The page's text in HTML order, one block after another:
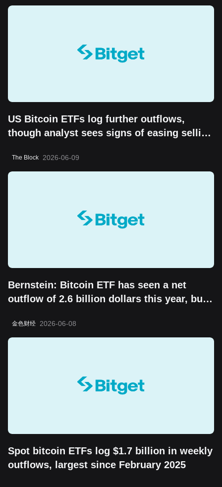
US Bitcoin ETFs log further outflows,
though analyst sees signs of easing selling
The Block 2026-06-09
Bernstein: Bitcoin ETF has seen a net
outflow of 2.6 billion dollars this year, but
long-term value storage attribute
金色财经 2026-06-08
Spot bitcoin ETFs log $1.7 billion in weekly
outflows, largest since February 2025